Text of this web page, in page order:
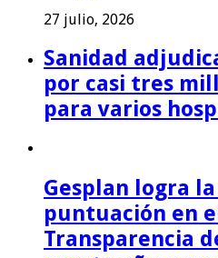
27 julio, 2026
Sanidad
por casi tres
para varios
Gesplan logra
puntuación en
Transparencia